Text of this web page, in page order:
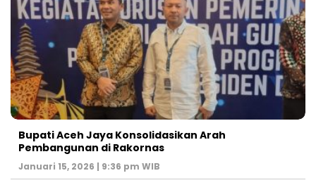
Bupati Aceh Jaya Konsolidasikan Arah
Pembangunan di Rakornas
Januari 15, 2026 | 9:36 pm WIB